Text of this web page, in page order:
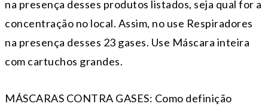
na presença desses produtos listados, seja qual for a
concentração no local. Assim, no use Respiradores
na presença desses 23 gases. Use Máscara inteira
com cartuchos grandes.
MÁSCARAS CONTRA GASES: Como definição